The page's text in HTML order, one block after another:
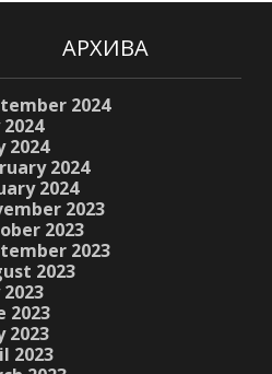
АРХИВА
2024
2024
2024
2024
2024
2023
2023
2023
2023
2023
2023
2023
2023